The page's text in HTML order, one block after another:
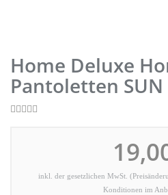
Home Deluxe
Pantoletten
inkl. der gesetzlichen MwSt.
Konditionen im